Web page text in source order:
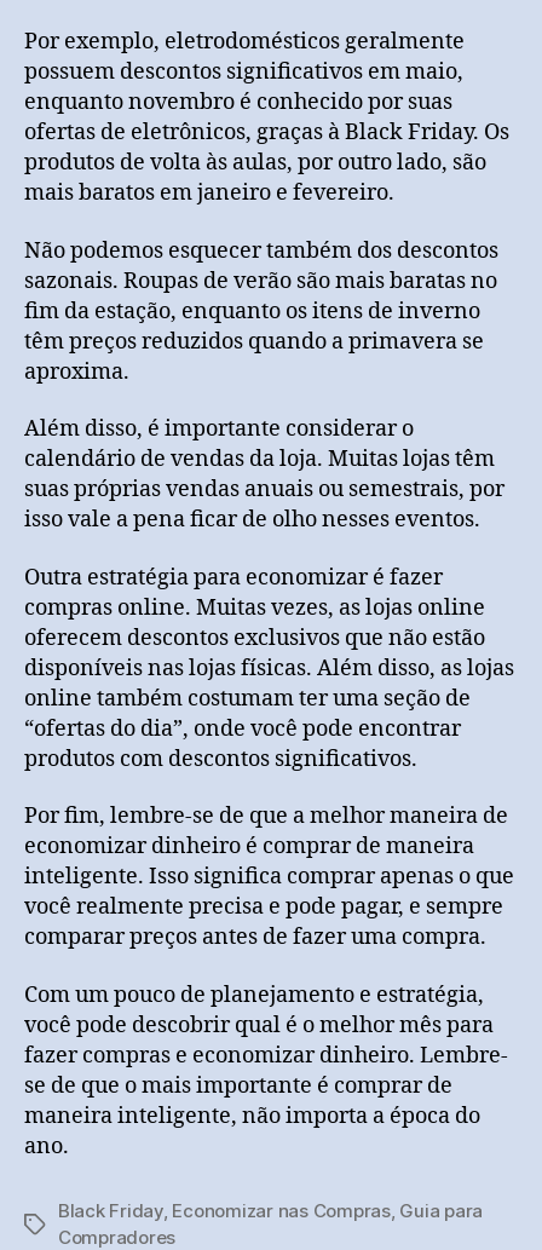
Por exemplo, eletrodomésticos geralmente
possuem descontos significativos em maio,
enquanto novembro é conhecido por suas
ofertas de eletrônicos, graças à Black Friday. Os
produtos de volta às aulas, por outro lado, são
mais baratos em janeiro e fevereiro.
Não podemos esquecer também dos descontos
sazonais. Roupas de verão são mais baratas no
fim da estação, enquanto os itens de inverno
têm preços reduzidos quando a primavera se
aproxima.
Além disso, é importante considerar o
calendário de vendas da loja. Muitas lojas têm
suas próprias vendas anuais ou semestrais, por
isso vale a pena ficar de olho nesses eventos.
Outra estratégia para economizar é fazer
compras online. Muitas vezes, as lojas online
oferecem descontos exclusivos que não estão
disponíveis nas lojas físicas. Além disso, as lojas
online também costumam ter uma seção de
“ofertas do dia”, onde você pode encontrar
produtos com descontos significativos.
Por fim, lembre-se de que a melhor maneira de
economizar dinheiro é comprar de maneira
inteligente. Isso significa comprar apenas o que
você realmente precisa e pode pagar, e sempre
comparar preços antes de fazer uma compra.
Com um pouco de planejamento e estratégia,
você pode descobrir qual é o melhor mês para
fazer compras e economizar dinheiro. Lembre-
se de que o mais importante é comprar de
maneira inteligente, não importa a época do
ano.
Tags
Black Friday, Economizar nas Compras, Guia para
Compradores